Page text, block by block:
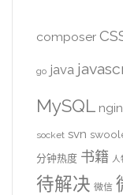
composer
go java
MySQL
socket svn
分钟热度 书籍 人
待解决 微信